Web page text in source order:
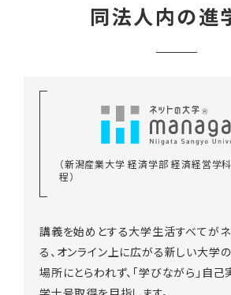
同法人内の進
（新潟産業大学 経済学部 経済経営学
程）
講義を始めとする大学生活すべてが
る、オンライン上に広がる新しい大学
場所にとらわれず、「学びながら」自己